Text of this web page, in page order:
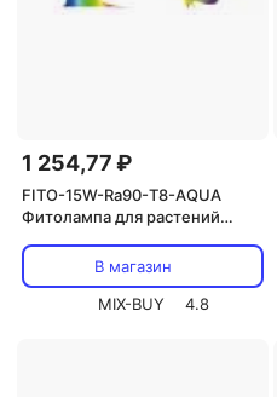
1 254,77 ₽
FITO-15W-Ra90-Т8-AQUA
Фитолампа для растений
Ra90-Т8-AQUA для аквариума,
15 Вт, полный спектр, цена за
В магазин
MIX-BUY
4.8